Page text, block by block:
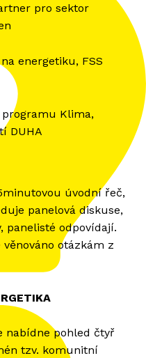
pro sektor
energetiku, FSS
Klima,
DUHA
úvodní řeč,
panelová diskuse,
panelisté odpovídají.
otázkám z
nabídne pohled čtyř
tzv. komunitní